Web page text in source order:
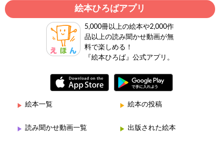
絵本ひろばアプリ
5,000冊以上の絵本や2,000作
品以上の読み聞かせ動画が無
料で楽しめる！
『絵本ひろば』公式アプリ。
絵本一覧 絵本の投稿
読み聞かせ動画一覧 出版された絵本